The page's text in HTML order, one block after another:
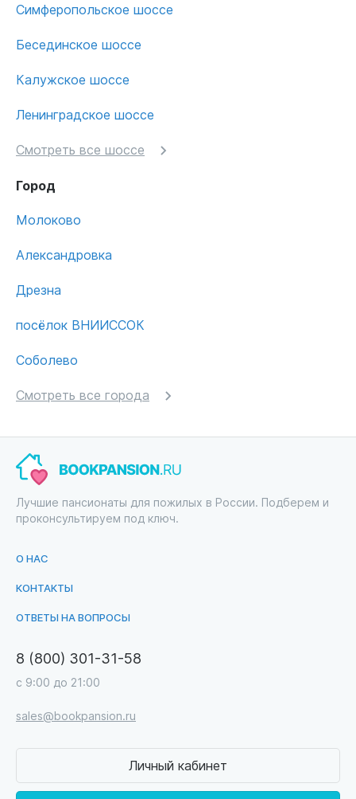
Симферопольское шоссе
Бесединское шоссе
Калужское шоссе
Ленинградское шоссе
Смотреть все шоссе
Город
Молоково
Александровка
Дрезна
посёлок ВНИИССОК
Соболево
Смотреть все города
Лучшие пансионаты для пожилых в России. Подберем и
проконсультируем под ключ.
О НАС
КОНТАКТЫ
ОТВЕТЫ НА ВОПРОСЫ
8 (800) 301-31-58
с 9:00 до 21:00
sales@bookpansion.ru
Личный кабинет